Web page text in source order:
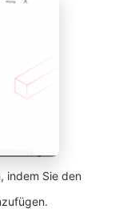
indem Sie den